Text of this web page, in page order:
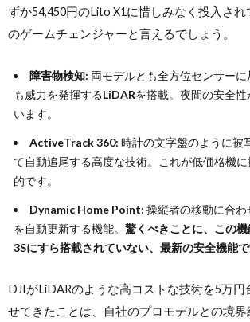
ずか54,450円のLito X1に惜しみなく投入さ
のゲームチェンジャーと言えるでしょう。
障害物検知: 両モデルとも全方位センサー
も威力を発揮するLiDARを搭載。夜間の安全
います。
ActiveTrack 360: 時計の文字盤のように被
て自動追尾する高度な技術。これが低価格機
的です。
Dynamic Home Point: 操縦者の移動に合
を自動更新する機能。 驚くべきことに、この
3Sにすら搭載されていない、最新の安全機能で
DJIがLiDARのような高コストな技術を5万
せてきたことは、自社のプロモデルとの境界